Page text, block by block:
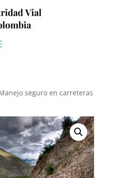
seguro en carreteras